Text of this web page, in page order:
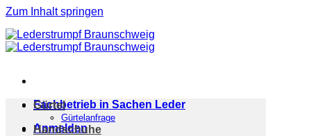
Zum Inhalt springen
Fachbetrieb in Sachen Leder
Anmelden
Gürtel
Gürtelanfrage
Handschuhe